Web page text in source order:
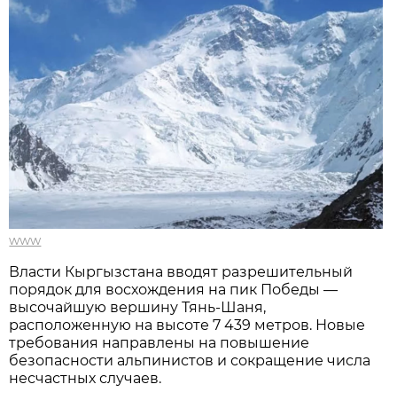
www
Власти Кыргызстана вводят разрешительный
порядок для восхождения на пик Победы —
высочайшую вершину Тянь-Шаня,
расположенную на высоте 7 439 метров. Новые
требования направлены на повышение
безопасности альпинистов и сокращение числа
несчастных случаев.